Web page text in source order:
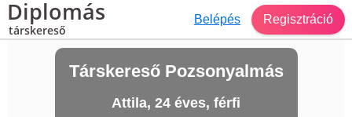
Diplomás
társkereső
Belépés Regisztráció
Társkereső Pozsonyalmás
Attila, 24 éves, férfi